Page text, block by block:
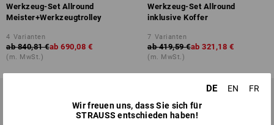
Werkzeug-Set Allround
Meister+Werkzeugtrolley
4 Varianten
ab 840,81 €ab 690,08 €
(m. MwSt.)
Werkzeug-Set Allround
inklusive Koffer
7 Varianten
ab 419,59 €ab 321,18 €
(m. MwSt.)
DE EN
FR
Wir freuen uns, dass Sie sich für
STRAUSS entschieden haben!